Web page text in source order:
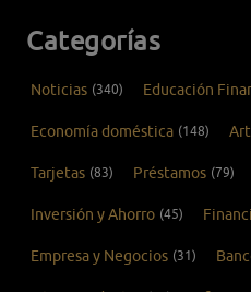
Categorías
Noticias (340) Educación
Economía doméstica (148)
Tarjetas (83) Préstamos (79)
Inversión y Ahorro (45)
Empresa y Negocios (31)